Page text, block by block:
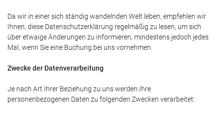
Da wir in einer sich ständig wandelnden Welt leben, empfehlen wir
Ihnen, diese Datenschutzerklärung regelmäßig zu lesen, um sich
über etwaige Änderungen zu informieren, mindestens jedoch jedes
Mal, wenn Sie eine Buchung bei uns vornehmen.
Zwecke der Datenverarbeitung
Je nach Art Ihrer Beziehung zu uns werden Ihre
personenbezogenen Daten zu folgenden Zwecken verarbeitet: